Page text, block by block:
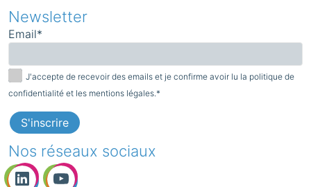
Newsletter
Email*
J'accepte de recevoir des emails et je confirme avoir lu la politique de
confidentialité et les mentions légales.*
Nos réseaux sociaux